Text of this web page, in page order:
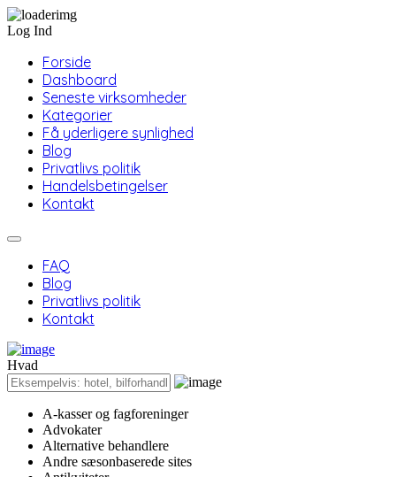
Log Ind
Forside
Dashboard
Seneste virksomheder
Kategorier
Få yderligere synlighed
Blog
Privatlivs politik
Handelsbetingelser
Kontakt
FAQ
Blog
Privatlivs politik
Kontakt
Hvad
A-kasser og fagforeninger
Advokater
Alternative behandlere
Andre sæsonbaserede sites